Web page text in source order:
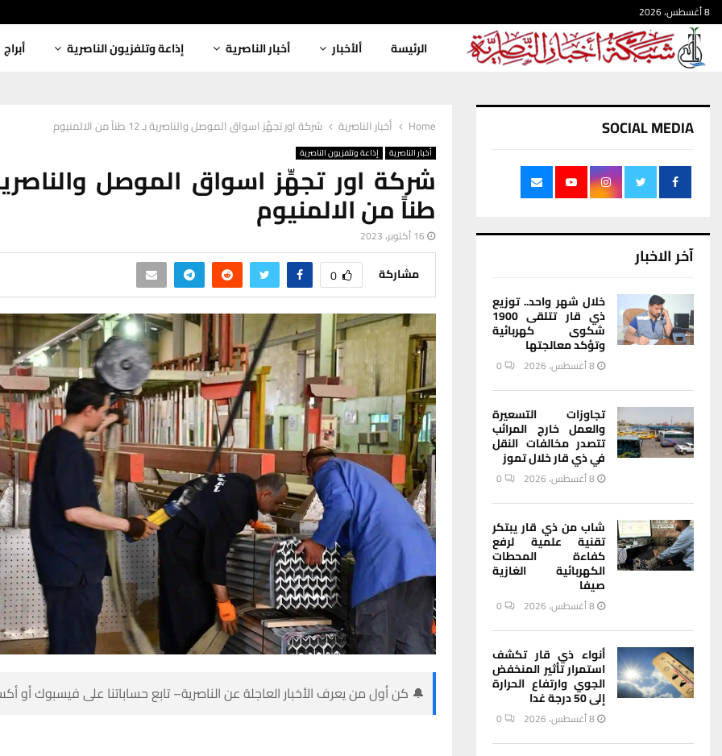
8 أغسطس، 2026
الرئيسة ألأخبار أخبار الناصرية إذاعة وتلفزيون الناصرية أبراج
Home أخبار الناصرية شركة اور تجهِّز اسواق الموصل والناصرية بـ 12 طناً من الالمنيوم
أخبار الناصرية إذاعة وتلفزيون الناصرية
طناً من الالمنيوم
16 أكتوبر، 2023
مشاركة 0
🔔 كن أول من يعرف الأخبار العاجلة عن الناصرية– تابع حساباتنا على فيسبوك أو
SOCIAL MEDIA
آخر الاخبار
خلال شهر واحد.. توزيع
ذي قار تتلقى 1900
شكوى كهربائية
وتؤكد معالجتها
8 أغسطس، 2026 0
تجاوزات التسعيرة
والعمل خارج المرائب
تتصدر مخالفات النقل
في ذي قار خلال تموز
8 أغسطس، 2026 0
شاب من ذي قار يبتكر
تقنية علمية لرفع
كفاءة المحطات
الكهربائية الغازية
صيفا
8 أغسطس، 2026 0
أنواء ذي قار تكشف
استمرار تأثير المنخفض
الجوي وارتفاع الحرارة
إلى 50 درجة غدا
8 أغسطس، 2026 0